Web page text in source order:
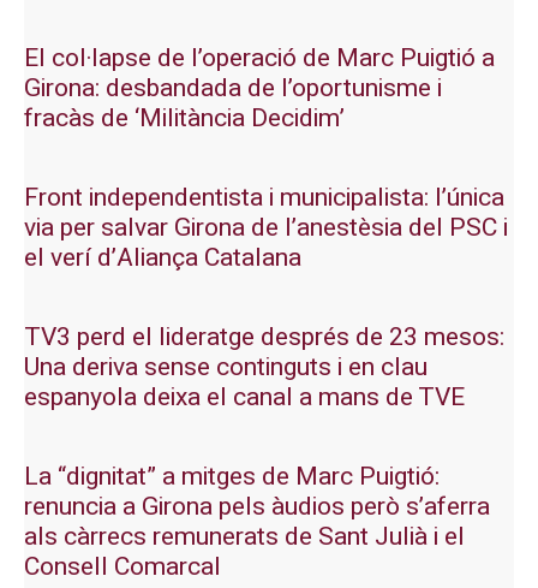
El col·lapse de l’operació de Marc Puigtió a
Girona: desbandada de l’oportunisme i
fracàs de ‘Militància Decidim’
Front independentista i municipalista: l’única
via per salvar Girona de l’anestèsia del PSC i
el verí d’Aliança Catalana
TV3 perd el lideratge després de 23 mesos:
Una deriva sense continguts i en clau
espanyola deixa el canal a mans de TVE
La “dignitat” a mitges de Marc Puigtió:
renuncia a Girona pels àudios però s’aferra
als càrrecs remunerats de Sant Julià i el
Consell Comarcal